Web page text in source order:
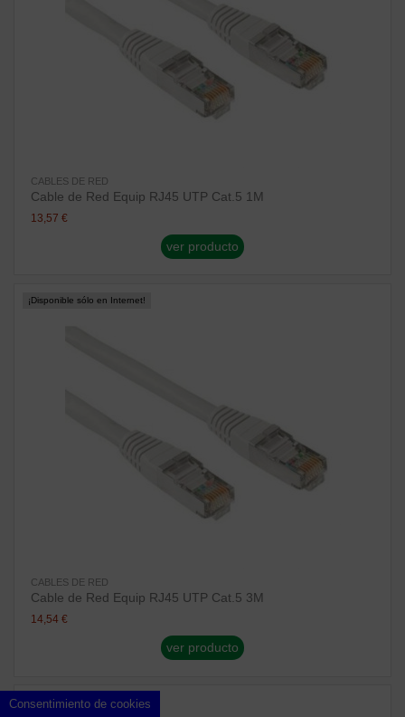
CABLES DE RED
Cable de Red Equip RJ45 UTP Cat.5 1M
13,57 €
ver producto
¡Disponible sólo en Internet!
CABLES DE RED
Cable de Red Equip RJ45 UTP Cat.5 3M
14,54 €
ver producto
¡Disponible sólo en Internet!
Consentimiento de cookies